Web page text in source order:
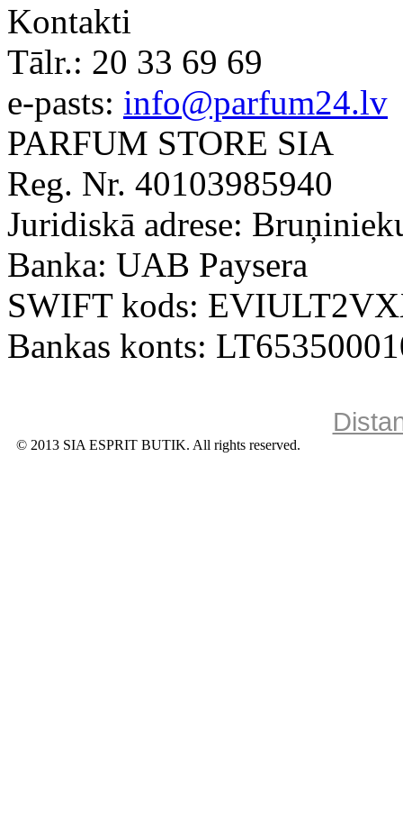
Kontakti
Tālr.: 20 33 69 69
e-pasts: info@parfum24.lv
PARFUM STORE SIA
Reg. Nr. 40103985940
Juridiskā adrese:
Banka: UAB Paysera
SWIFT kods:
Bankas konts:
© 2013 SIA ESPRIT BUTIK. All rights reserved.